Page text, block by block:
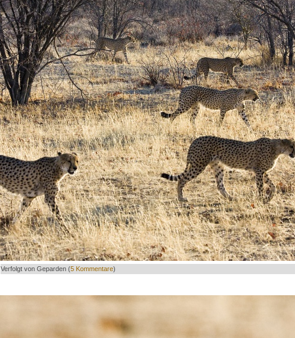
Verfolgt von Geparden (5 Kommentare)